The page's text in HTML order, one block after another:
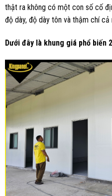
thật ra không có một con số cố
độ dày, độ dày tôn và thậm chí cả
Dưới đây là khung giá phổ biến